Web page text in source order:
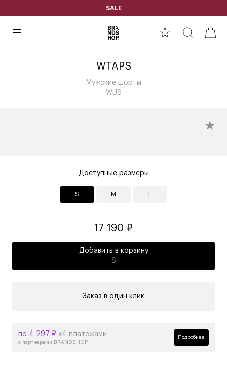
SALE
WTAPS
Мужские шорты
WUS
Доступные размеры
S M
17 190 ₽
Добавить в корзину
S
Заказ в один клик
по 4 297 ₽ х4 платежами
с партнерами BRANDSHOP
Подробнее